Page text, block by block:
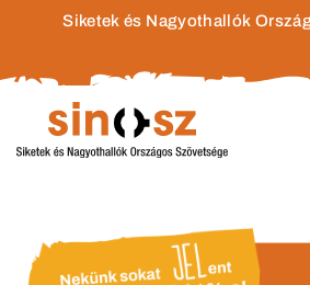
Siketek és Nagyothallók